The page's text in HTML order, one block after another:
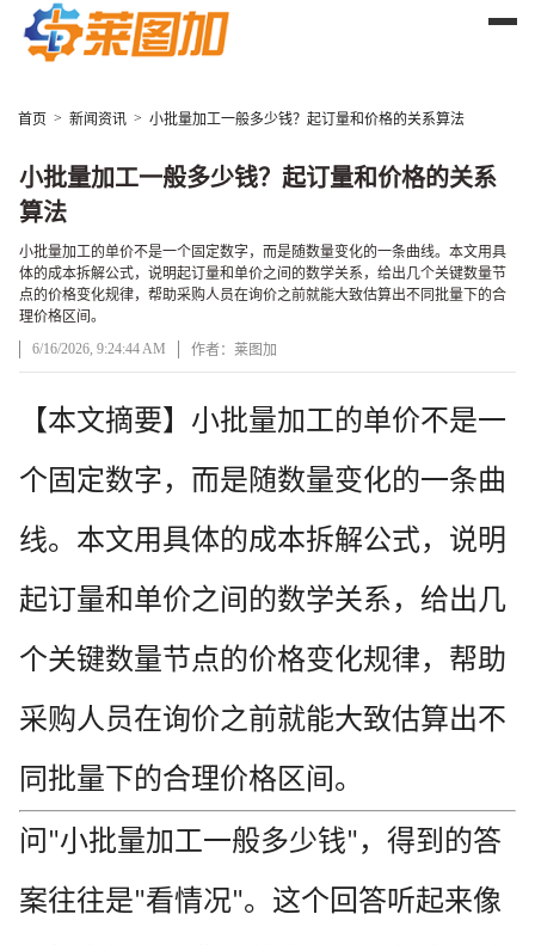
首页 > 新闻资讯 > 小批量加工一般多少钱？起订量和价格的关系算法
小批量加工一般多少钱？起订量和价格的关系
算法
小批量加工的单价不是一个固定数字，而是随数量变化的一条曲线。本文用具
体的成本拆解公式，说明起订量和单价之间的数学关系，给出几个关键数量节
点的价格变化规律，帮助采购人员在询价之前就能大致估算出不同批量下的合
理价格区间。
6/16/2026, 9:24:44 AM
作者：莱图加
文章正文
【本文摘要】小批量加工的单价不是一
个固定数字，而是随数量变化的一条曲
线。本文用具体的成本拆解公式，说明
起订量和单价之间的数学关系，给出几
个关键数量节点的价格变化规律，帮助
采购人员在询价之前就能大致估算出不
同批量下的合理价格区间。
问 "小批量加工一般多少钱" ，得到的答
案往往是"看情况"。这个回答听起来像